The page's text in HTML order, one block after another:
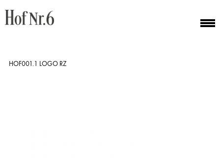
HOF001.1 LOGO RZ